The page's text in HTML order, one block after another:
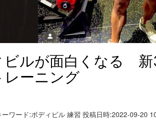
ビルが面白くなる 新
レーニング
ワード:ボディビル 練習 投稿日時:2022-09-20